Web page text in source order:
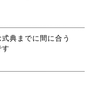
典までに間に合う